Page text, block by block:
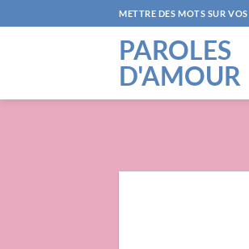
au
METTRE DES MOTS SUR VOS
PAROLES
D'AMOUR